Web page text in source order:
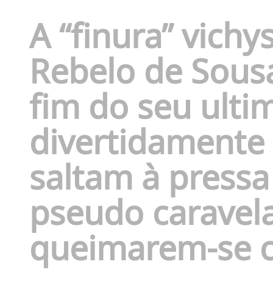
A “finura”
Rebelo de
fim do seu
divertidamente
saltam à
pseudo
queimarem-se